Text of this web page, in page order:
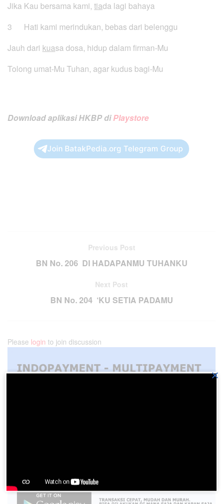
Jika Kau bersama kami, tiada lagi bahaya
3 Hati kami merindukan, bebas dari belenggu
Jauh dari kuasa dosa, hidup dalam firman-Mu
Tolong umat-Mu Tuhan, agar kudus bagi-Mu
Download aplikasi HKBP diPlaystore
Join BatakPedia.org Telegram Group
Previous Post
BN No. 206 DI HADAPANMU TUHANKU
Next Post
BN No. 204 ‘KU SETIA PADAMU
Please login to join discussion
×